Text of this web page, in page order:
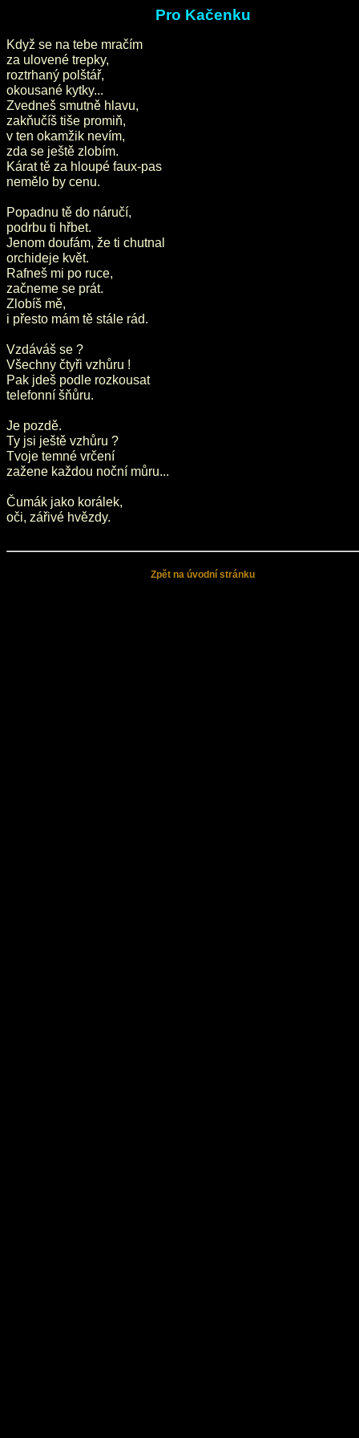
Pro Kačenku
Když se na tebe mračím
za ulovené trepky,
roztrhaný polštář,
okousané kytky...
Zvedneš smutně hlavu,
zakňučíš tiše promiň,
v ten okamžik nevím,
zda se ještě zlobím.
Kárat tě za hloupé faux-pas
nemělo by cenu.
Popadnu tě do náručí,
podrbu ti hřbet.
Jenom doufám, že ti chutnal
orchideje květ.
Rafneš mi po ruce,
začneme se prát.
Zlobíš mě,
i přesto mám tě stále rád.
Vzdáváš se ?
Všechny čtyři vzhůru !
Pak jdeš podle rozkousat
telefonní šňůru.
Je pozdě.
Ty jsi ještě vzhůru ?
Tvoje temné vrčení
zažene každou noční můru...
Čumák jako korálek,
oči, zářivé hvězdy.
Zpět na úvodní stránku